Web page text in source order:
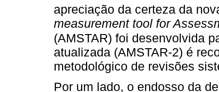
apreciação da certeza da
measurement tool for
(AMSTAR) foi desenvolvida
atualizada (AMSTAR-2) é
metodológico de revisões
Por um lado, o endosso da